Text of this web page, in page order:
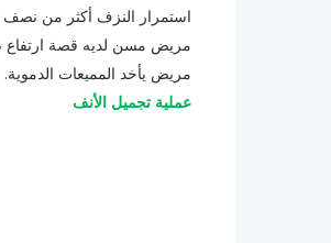
استمرار النزف أكثر من
مريض مسن لديه قصة
مريض يأخد المميعات الدموية.
عملية تجميل الأنف